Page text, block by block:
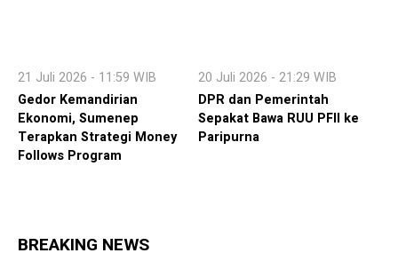
21 Juli 2026 - 11:59 WIB
Gedor Kemandirian
Ekonomi, Sumenep
Terapkan Strategi Money
Follows Program
20 Juli 2026 - 21:29 WIB
DPR dan Pemerintah
Sepakat Bawa RUU PFII ke
Paripurna
BREAKING NEWS